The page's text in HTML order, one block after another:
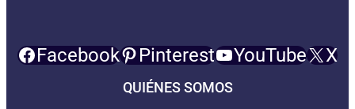
Facebook Pinterest YouTube X
QUIÉNES SOMOS